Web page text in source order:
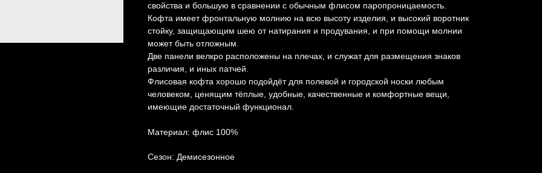
свойства и большую в сравнении с обычным флисом паропроницаемость.
Кофта имеет фронтальную молнию на всю высоту изделия, и высокий воротник
стойку, защищающим шею от натирания и продувания, и при помощи молнии
может быть отложным.
Две панели велкро расположены на плечах, и служат для размещения знаков
различия, и иных патчей.
Флисовая кофта хорошо подойдёт для полевой и городской носки любым
человеком, ценящим тёплые, удобные, качественные и комфортные вещи,
имеющие достаточный функционал.
Материал: флис 100%
Сезон: Демисезонное